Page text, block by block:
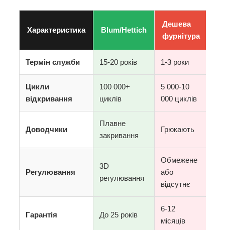
Характеристика Blum/Hettich
Дешева
фурнітура
Термін служби 15-20 років 1-3 роки
Цикли
відкривання
100 000+
циклів
5 000-10
000 циклів
Доводчики
Плавне
закривання
Грюкають
Регулювання
3D
регулювання
Обмежене
або
відсутнє
Гарантія До 25 років
6-12
місяців